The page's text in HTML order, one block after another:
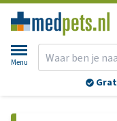
Menu